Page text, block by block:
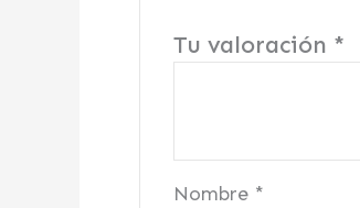
Tu valoración *
Nombre *